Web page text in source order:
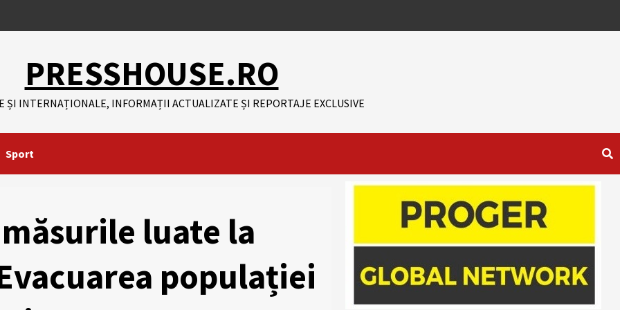
PRESSHOUSE.RO
ȘI INTERNAȚIONALE, INFORMAȚII ACTUALIZATE ȘI REPORTAJE EXCLUSIVE
Sport
luate la
populației